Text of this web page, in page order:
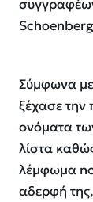
Σύμφωνα με
ξέχασε την
ονόματα
λίστα
λέμφωμα
αδερφή